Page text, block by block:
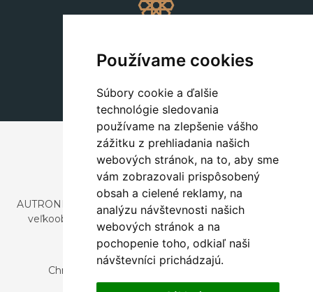
Používame cookies
Súbory cookie a ďalšie
technológie sledovania
používame na zlepšenie vášho
zážitku z prehliadania našich
webových stránok, na to, aby sme
vám zobrazovali prispôsobený
obsah a cielené reklamy, na
analýzu návštevnosti našich
webových stránok a na
pochopenie toho, odkiaľ naši
návštevníci prichádzajú.
+420 311 604 182
dekorace@autronic.cz
AUTRONIC, s.r.o. je spoločnosť zaoberajúca sa dovozom a
veľkoobchodným predajom dizajnového aj štýlového
nábytku a dekorácií.
Česká republika
Chrustenice 270, 267 12 Loděnice u Berouna